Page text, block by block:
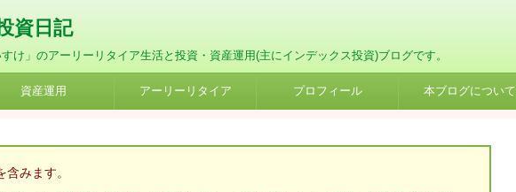
資日記
け」のアーリーリタイア生活と投資・資産運用(主にインデックス投資)ブログです。
資産運用 アーリーリタイア プロフィール 本ブログについて
みます。